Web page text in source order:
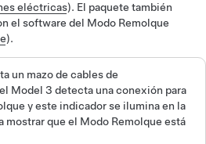
eléctricas). El paquete también
el software del Modo Remolque
).
un mazo de cables de
Model 3 detecta una conexión para
y este indicador se ilumina en la
mostrar que el Modo Remolque está